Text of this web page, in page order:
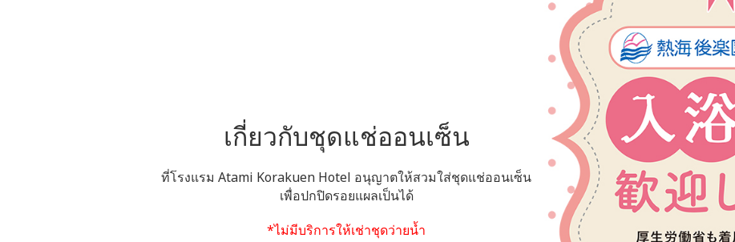
เกี่ยวกับชุดแช่ออนเซ็น
ที่โรงแรม Atami Korakuen Hotel อนุญาตให้สวมใส่ชุดแช่ออนเซ็น
เพื่อปกปิดรอยแผลเป็นได้
*ไม่มีบริการให้เช่าชุดว่ายน้ำ